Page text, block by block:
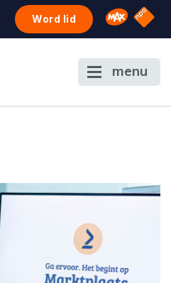
Word lid Omroep
NPO
menu